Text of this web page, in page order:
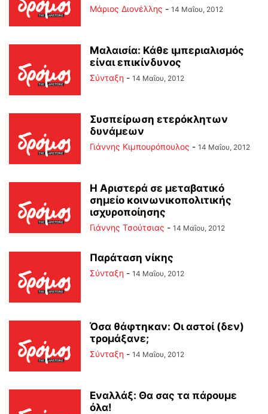
Μάριος Διονέλλης - 14 Μαΐου, 2012
Μαλαισία: Κάθε ιμπεριαλισμός
είναι επικίνδυνος
Σύνταξη - 14 Μαΐου, 2012
Συσπείρωση ετερόκλητων
δυνάμεων
Γιάννης Κιμπουρόπουλος - 14 Μαΐου, 2012
Η Αριστερά σε μεταβατικό
σημείο κοινωνικοπολιτικής
ισχυροποίησης
Γιάννης Τσούτσιας - 14 Μαΐου, 2012
Παράταση νίκης
Σύνταξη - 14 Μαΐου, 2012
Όσα θάφτηκαν: Οι αστοί (δεν)
τρομάξανε;
Σύνταξη - 14 Μαΐου, 2012
Εναλλάξ: Θα σας τα πάρουμε
όλα!